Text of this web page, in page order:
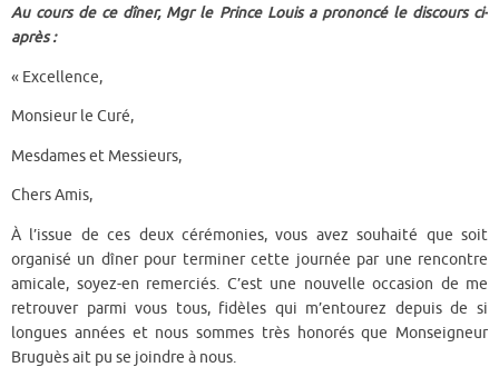
Au cours de ce dîner, Mgr le Prince Louis a prononcé le discours ci-
après :
« Excellence,
Monsieur le Curé,
Mesdames et Messieurs,
Chers Amis,
À l’issue de ces deux cérémonies, vous avez souhaité que soit
organisé un dîner pour terminer cette journée par une rencontre
amicale, soyez-en remerciés. C’est une nouvelle occasion de me
retrouver parmi vous tous, fidèles qui m’entourez depuis de si
longues années et nous sommes très honorés que Monseigneur
Bruguès ait pu se joindre à nous.